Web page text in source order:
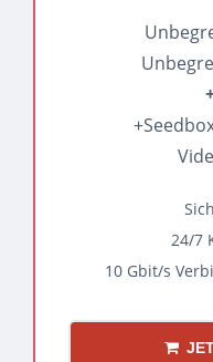
24/7
10 Gbit/s